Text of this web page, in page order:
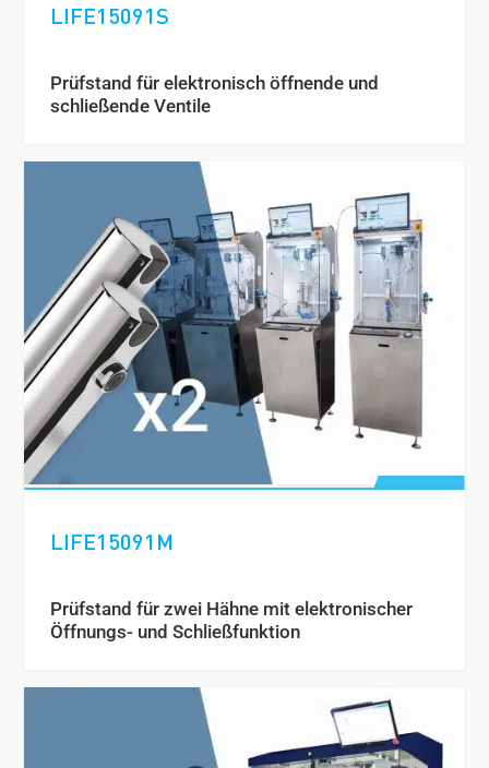
LIFE15091S
Prüfstand für elektronisch öffnende und
schließende Ventile
LIFE15091M
Prüfstand für zwei Hähne mit elektronischer
Öffnungs- und Schließfunktion